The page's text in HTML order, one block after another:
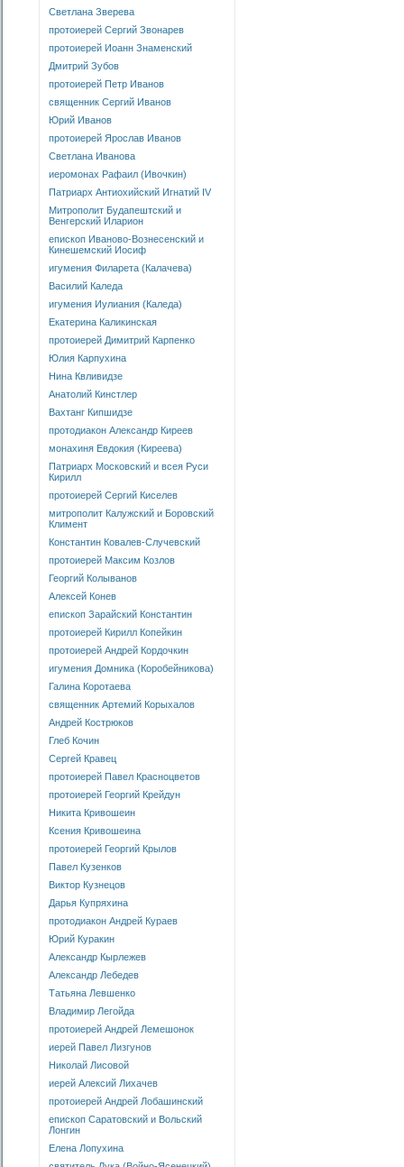
Светлана Зверева
протоиерей Сергий Звонарев
протоиерей Иоанн Знаменский
Дмитрий Зубов
протоиерей Петр Иванов
священник Сергий Иванов
Юрий Иванов
протоиерей Ярослав Иванов
Светлана Иванова
иеромонах Рафаил (Ивочкин)
Патриарх Антиохийский Игнатий IV
Митрополит Будапештский и
Венгерский Иларион
епископ Иваново-Вознесенский и
Кинешемский Иосиф
игумения Филарета (Калачева)
Василий Каледа
игумения Иулиания (Каледа)
Екатерина Каликинская
протоиерей Димитрий Карпенко
Юлия Карпухина
Нина Квливидзе
Анатолий Кинстлер
Вахтанг Кипшидзе
протодиакон Александр Киреев
монахиня Евдокия (Киреева)
Патриарх Московский и всея Руси
Кирилл
протоиерей Сергий Киселев
митрополит Калужский и Боровский
Климент
Константин Ковалев-Случевский
протоиерей Максим Козлов
Георгий Колыванов
Алексей Конев
епископ Зарайский Константин
протоиерей Кирилл Копейкин
протоиерей Андрей Кордочкин
игумения Домника (Коробейникова)
Галина Коротаева
священник Артемий Корыхалов
Андрей Кострюков
Глеб Кочин
Сергей Кравец
протоиерей Павел Красноцветов
протоиерей Георгий Крейдун
Никита Кривошеин
Ксения Кривошеина
протоиерей Георгий Крылов
Павел Кузенков
Виктор Кузнецов
Дарья Купряхина
протодиакон Андрей Кураев
Юрий Куракин
Александр Кырлежев
Александр Лебедев
Татьяна Левшенко
Владимир Легойда
протоиерей Андрей Лемешонок
иерей Павел Лизгунов
Николай Лисовой
иерей Алексий Лихачев
протоиерей Андрей Лобашинский
епископ Саратовский и Вольский
Лонгин
Елена Лопухина